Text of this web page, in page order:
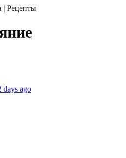
| Рецепты
days ago